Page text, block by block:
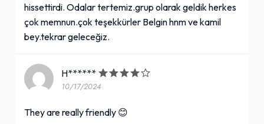
hissettirdi. Odalar tertemiz.grup olarak geldik herkes
çok memnun.çok teşekkürler Belgin hnm ve kamil
bey.tekrar geleceğiz.
H******
10/17/2024
They are really friendly 😊